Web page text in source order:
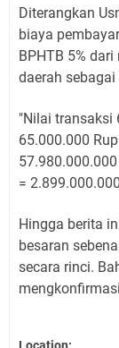
Diterangkan
biaya
BPHTB 5%
daerah sebagai
"Nilai transaksi
65.000.000
=
Hingga berita
besaran
secara rinci.
Location: